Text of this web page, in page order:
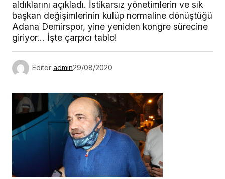
aldıklarını açıkladı. İstikarsız yönetimlerin ve sık
başkan değişimlerinin kulüp normaline dönüştüğü
Adana Demirspor, yine yeniden kongre sürecine
giriyor… İşte çarpıcı tablo!
Editör admin29/08/2020